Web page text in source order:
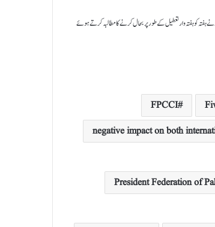
بڑی تعداد نے ہفتہ کو ہفتہ وار تعطیل کے طور پر بحال کرنے کا مطالبہ کرتے ہوئے
FPCCI
negative impact on both
President Federation of